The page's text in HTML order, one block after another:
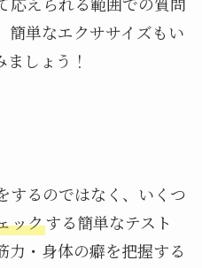
簡単なエクササイズもい
しょう！
するのではなく、いくつ
ックする簡単なテスト
力・身体の癖を把握する